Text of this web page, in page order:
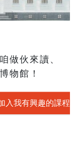
做伙來讀、
物館！
入我有興趣的課程